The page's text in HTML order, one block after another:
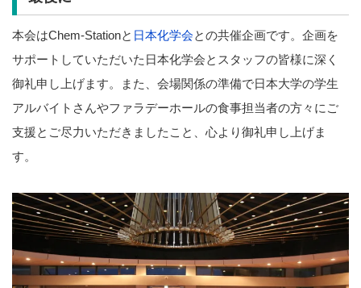
本会はChem-Stationと 日本化学会との共催企画です。企画を
サポートしていただいた日本化学会とスタッフの皆様に深く
御礼申し上げます。また、会場関係の準備で日本大学の学生
アルバイトさんやファラデーホールの食事担当者の方々にご
支援とご尽力いただきましたこと、心より御礼申し上げま
す。